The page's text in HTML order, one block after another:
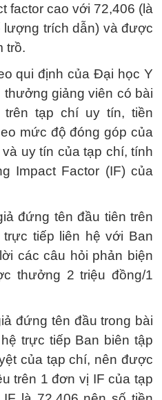
factor cao với 72,406 (là
lượng trích dẫn) và được
trồ.
qui định của Đại học Y
giảng viên có bài
tạp chí uy tín, tiền
mức độ đóng góp của
uy tín của tạp chí, tính
Impact Factor (IF) của
đứng tên đầu tiên trên
tiếp liên hệ với Ban
các câu hỏi phản biện
thưởng 2 triệu đồng/1
đứng tên đầu trong bài
trực tiếp Ban biên tập
của tạp chí, nên được
trên 1 đơn vị IF của tạp